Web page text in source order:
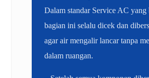
Dalam standar Service AC yang
bagian ini selalu dicek dan
agar air mengalir lancar tanpa
dalam ruangan.